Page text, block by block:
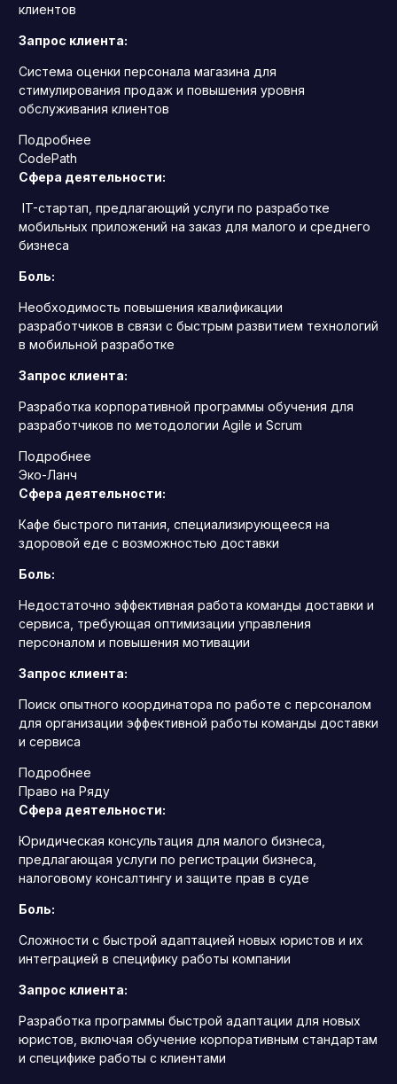
клиентов
Запрос клиента:
Система оценки персонала магазина для
стимулирования продаж и повышения уровня
обслуживания клиентов
Подробнее
CodePath
Сфера деятельности:
IT-стартап, предлагающий услуги по разработке
мобильных приложений на заказ для малого и среднего
бизнеса
Боль:
Необходимость повышения квалификации
разработчиков в связи с быстрым развитием технологий
в мобильной разработке
Запрос клиента:
Разработка корпоративной программы обучения для
разработчиков по методологии Agile и Scrum
Подробнее
Эко-Ланч
Сфера деятельности:
Кафе быстрого питания, специализирующееся на
здоровой еде с возможностью доставки
Боль:
Недостаточно эффективная работа команды доставки и
сервиса, требующая оптимизации управления
персоналом и повышения мотивации
Запрос клиента:
Поиск опытного координатора по работе с персоналом
для организации эффективной работы команды доставки
и сервиса
Подробнее
Право на Ряду
Сфера деятельности:
Юридическая консультация для малого бизнеса,
предлагающая услуги по регистрации бизнеса,
налоговому консалтингу и защите прав в суде
Боль:
Сложности с быстрой адаптацией новых юристов и их
интеграцией в специфику работы компании
Запрос клиента:
Разработка программы быстрой адаптации для новых
юристов, включая обучение корпоративным стандартам
и специфике работы с клиентами